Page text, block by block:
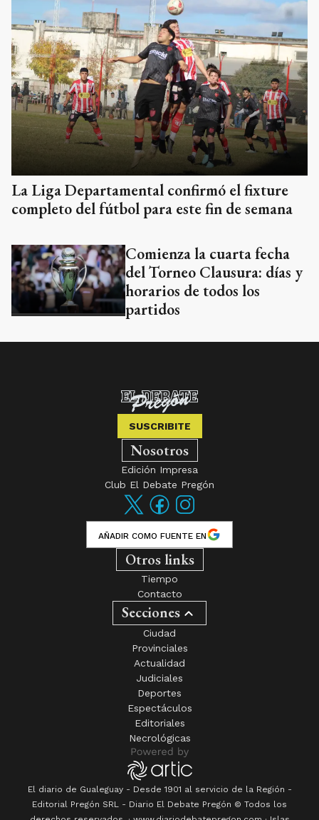
La Liga Departamental confirmó el fixture
completo del fútbol para este fin de semana
Comienza la cuarta fecha
del Torneo Clausura: días y
horarios de todos los
partidos
SUSCRIBITE
Nosotros
Edición Impresa
Club El Debate Pregón
AÑADIR COMO FUENTE EN
Otros links
Tiempo
Contacto
Secciones
Ciudad
Provinciales
Actualidad
Judiciales
Deportes
Espectáculos
Editoriales
Necrológicas
El diario de Gualeguay - Desde 1901 al servicio de la Región -
Editorial Pregón SRL
- Diario El Debate Pregón © Todos los